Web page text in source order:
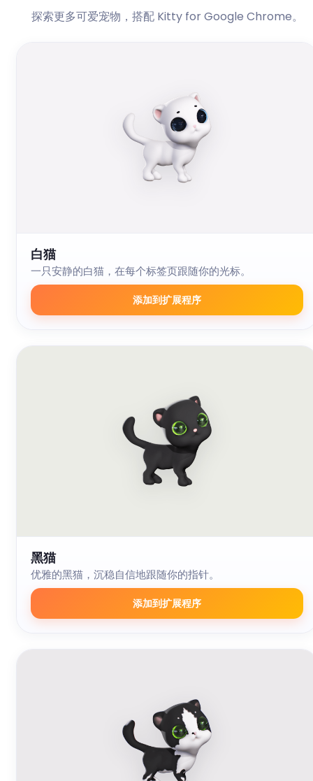
探索更多可爱宠物，搭配 Kitty for Google Chrome。
白猫
一只安静的白猫，在每个标签页跟随你的光标。
添加到扩展程序
黑猫
优雅的黑猫，沉稳自信地跟随你的指针。
添加到扩展程序